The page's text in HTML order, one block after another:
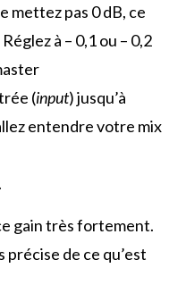
mettez pas 0 dB, ce
à – 0,1 ou – 0,2
(input) jusqu’à
entendre votre mix
.
gain très fortement.
précise de ce qu’est